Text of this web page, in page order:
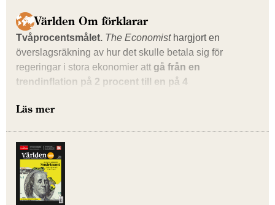
Världen Om förklarar
Tvåprocentsmålet. The Economisthargjort en
överslagsräkning av hur det skulle betala sig för
regeringar i stora ekonomier att gå från en
trendinflation på 2 procent till en på 4
genomsnittliga löptiden för ett lands obligationer
offentliga sektorn. Sedan beräknas hur mycket nuvärdet
av en nollkupongobligation med den löptiden skulle
falla på grund av högre inflation.
det till att värdet på statsskulden minskar med cirka
10 procent
Läs mer